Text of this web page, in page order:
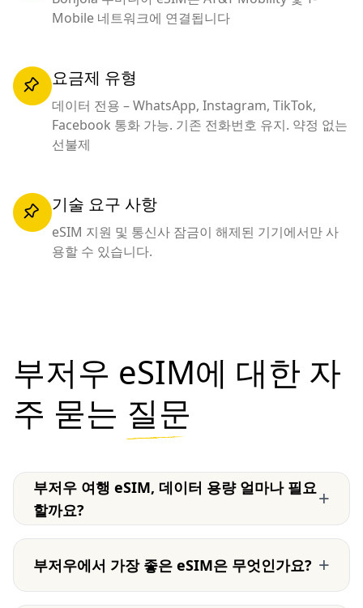
Mobile 네트워크에 연결됩니다
요금제 유형
데이터 전용 – WhatsApp, Instagram, TikTok,
Facebook 통화 가능. 기존 전화번호 유지. 약정 없는
선불제
기술 요구 사항
eSIM 지원 및 통신사 잠금이 해제된 기기에서만 사
용할 수 있습니다.
부저우 eSIM에 대한 자
주 묻는 질문
부저우 여행 eSIM, 데이터 용량 얼마나 필요
할까요?
+
부저우에서 가장 좋은 eSIM은 무엇인가요? +